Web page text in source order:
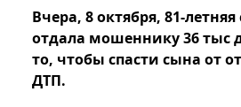
Вчера, 8 октября, 81-
отдала мошеннику 36 тыс
то, чтобы спасти сына от
ДТП.